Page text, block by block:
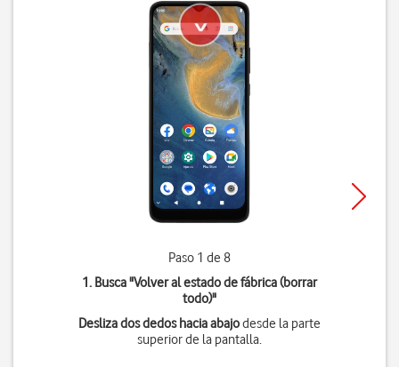
Paso 1 de 8
1. Busca "Volver al estado de fábrica (borrar
todo)"
Desliza dos dedos hacia abajodesde la parte
superior de la pantalla.